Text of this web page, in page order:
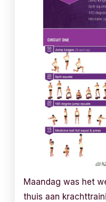
Maandag was het
thuis aan